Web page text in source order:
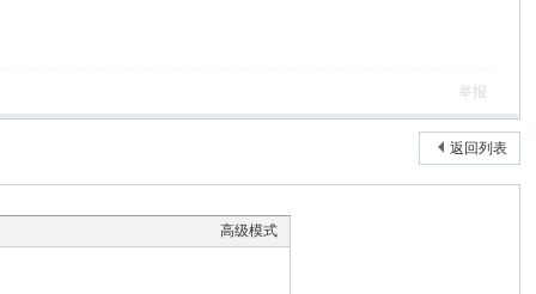
举报
返回列表
高级模式